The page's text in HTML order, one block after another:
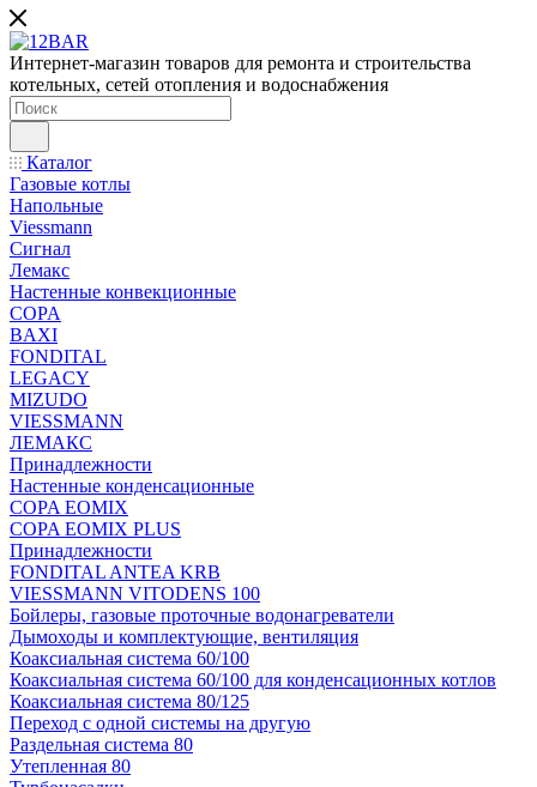
Интернет-магазин товаров для ремонта и строительства
котельных, сетей отопления и водоснабжения
Каталог
Газовые котлы
Напольные
Viessmann
Сигнал
Лемакс
Настенные конвекционные
COPA
BAXI
FONDITAL
LEGACY
MIZUDO
VIESSMANN
ЛЕМАКС
Принадлежности
Настенные конденсационные
COPA EOMIX
COPA EOMIX PLUS
Принадлежности
FONDITAL ANTEA KRB
VIESSMANN VITODENS 100
Бойлеры, газовые проточные водонагреватели
Дымоходы и комплектующие, вентиляция
Коаксиальная система 60/100
Коаксиальная система 60/100 для конденсационных котлов
Коаксиальная система 80/125
Переход с одной системы на другую
Раздельная система 80
Утепленная 80